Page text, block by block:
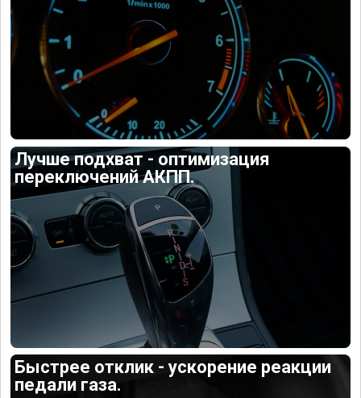
Лучше подхват - оптимизация
переключений АКПП.
Быстрее отклик - ускорение реакции
педали газа.